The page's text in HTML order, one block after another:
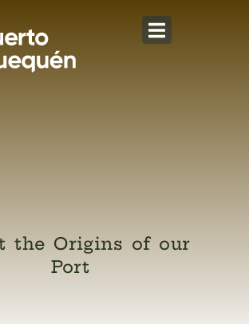
the Origins of our
Port